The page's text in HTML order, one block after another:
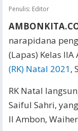
Penulis: Editor
narapidana
(Lapas) Kelas
(RK) Natal 2021,
RK Natal
Saiful Sahri,
II Ambon,